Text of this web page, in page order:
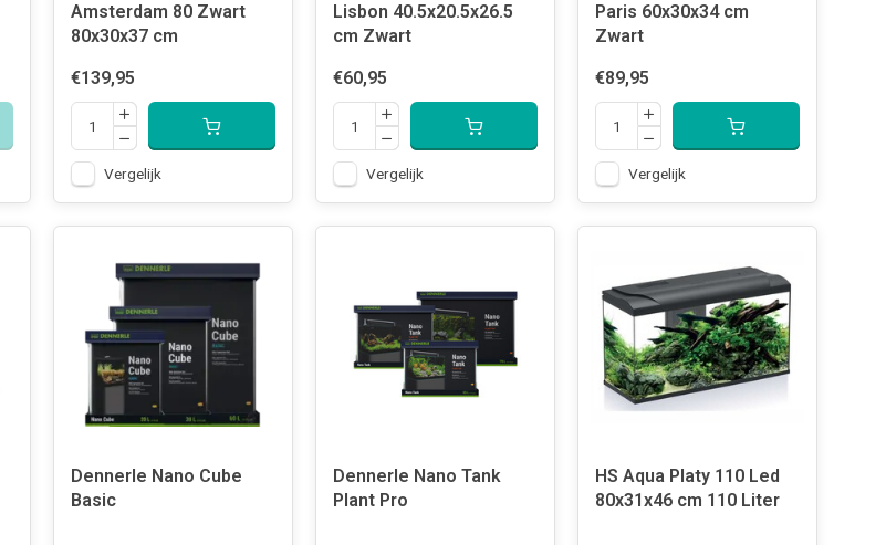
Amsterdam 80 Zwart
80x30x37 cm
€139,95
Vergelijk
Lisbon 40.5x20.5x26.5
cm Zwart
€60,95
Vergelijk
Paris 60x30x34 cm
Zwart
€89,95
Vergelijk
Dennerle Nano Cube
Basic
Dennerle Nano Tank
Plant Pro
HS Aqua Platy 110 Led
80x31x46 cm 110 Liter